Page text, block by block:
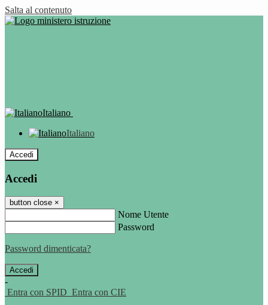
Salta al contenuto
Italiano
Italiano
Accedi
Accedi
button close ×
Nome Utente
Password
Password dimenticata?
-
Entra con SPID Entra con CIE